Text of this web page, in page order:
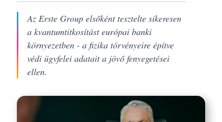
Az Erste Group elsőként tesztelte sikeresen
a kvantumtitkosítást európai banki
környezetben - a fizika törvényeire építve
védi ügyfelei adatait a jövő fenyegetései
ellen.